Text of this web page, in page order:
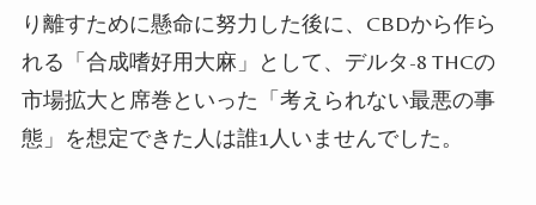
り離すために懸命に努力した後に、 CBDから作ら
れる「合成嗜好用大麻」として、デルタ-8 THCの
市場拡大と席巻といった「考えられない最悪の事
態」を想定できた人は誰1人いませんでした。